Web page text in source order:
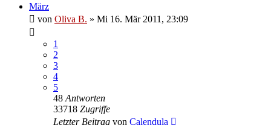
März
von Oliva B. » Mi 16. Mär 2011, 23:09
1
2
3
4
5
48 Antworten
33718 Zugriffe
Letzter Beitrag von Calendula